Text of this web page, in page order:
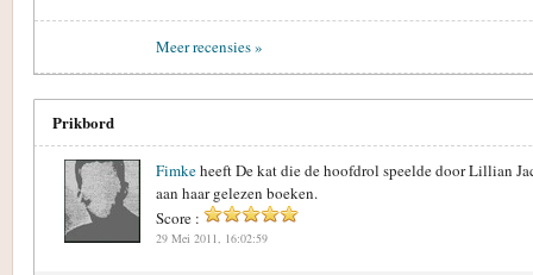
Meer recensies »
Prikbord
Fimkeheeft De kat die de hoofdrol speelde door Lillian
aan haar gelezen boeken.
Score :
29 Mei 2011, 16:02:59